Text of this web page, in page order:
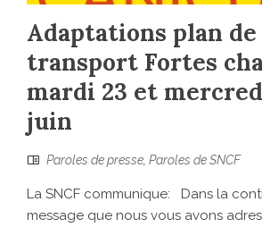
Adaptations plan de
transport Fortes
mardi 23 et
juin
Paroles de presse Paroles de SNCF
La SNCF communique: Dans la
message que nous vous avons